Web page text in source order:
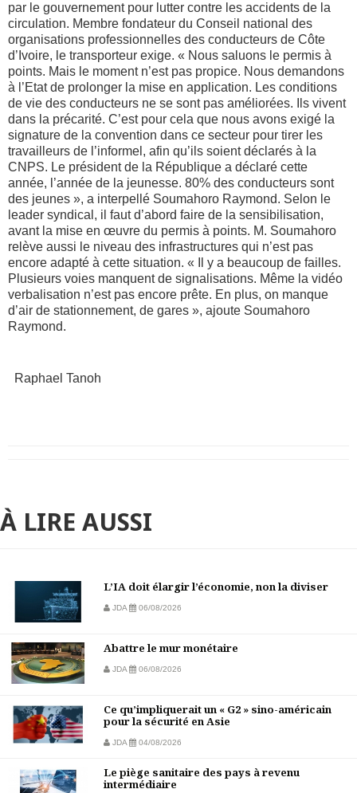
par le gouvernement pour lutter contre les accidents de la
circulation. Membre fondateur du Conseil national des
organisations professionnelles des conducteurs de Côte
d’Ivoire, le transporteur exige. « Nous saluons le permis à
points. Mais le moment n’est pas propice. Nous demandons
à l’Etat de prolonger la mise en application. Les conditions
de vie des conducteurs ne se sont pas améliorées. Ils vivent
dans la précarité. C’est pour cela que nous avons exigé la
signature de la convention dans ce secteur pour tirer les
travailleurs de l’informel, afin qu’ils soient déclarés à la
CNPS. Le président de la République a déclaré cette
année, l’année de la jeunesse. 80% des conducteurs sont
des jeunes », a interpellé Soumahoro Raymond. Selon le
leader syndical, il faut d’abord faire de la sensibilisation,
avant la mise en œuvre du permis à points. M. Soumahoro
relève aussi le niveau des infrastructures qui n’est pas
encore adapté à cette situation. « Il y a beaucoup de failles.
Plusieurs voies manquent de signalisations. Même la vidéo
verbalisation n’est pas encore prête. En plus, on manque
d’air de stationnement, de gares », ajoute Soumahoro
Raymond.
Raphael Tanoh
À LIRE AUSSI
L’IA doit élargir l’économie, non la diviser
JDA 06/08/2026
Abattre le mur monétaire
JDA 06/08/2026
Ce qu’impliquerait un « G2 » sino-américain
pour la sécurité en Asie
JDA 04/08/2026
Le piège sanitaire des pays à revenu
intermédiaire